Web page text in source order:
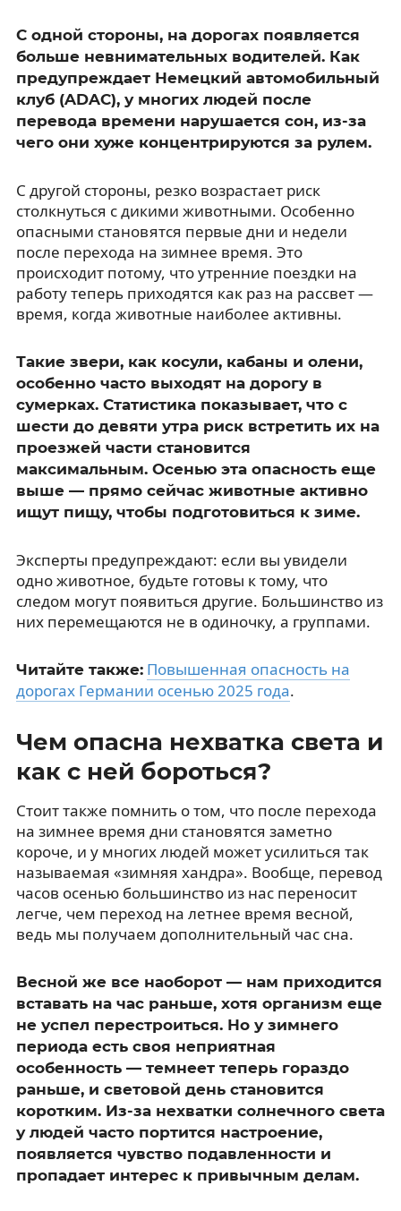
С одной стороны, на дорогах появляется
больше невнимательных водителей. Как
предупреждает Немецкий автомобильный
клуб (ADAC), у многих людей после
перевода времени нарушается сон, из-за
чего они хуже концентрируются за рулем.
С другой стороны, резко возрастает риск
столкнуться с дикими животными. Особенно
опасными становятся первые дни и недели
после перехода на зимнее время. Это
происходит потому, что утренние поездки на
работу теперь приходятся как раз на рассвет —
время, когда животные наиболее активны.
Такие звери, как косули, кабаны и олени,
особенно часто выходят на дорогу в
сумерках. Статистика показывает, что с
шести до девяти утра риск встретить их на
проезжей части становится
максимальным. Осенью эта опасность еще
выше — прямо сейчас животные активно
ищут пищу, чтобы подготовиться к зиме.
Эксперты предупреждают: если вы увидели
одно животное, будьте готовы к тому, что
следом могут появиться другие. Большинство из
них перемещаются не в одиночку, а группами.
Читайте также: Повышенная опасность на
дорогах Германии осенью 2025 года.
Чем опасна нехватка света и
как с ней бороться?
Стоит также помнить о том, что после перехода
на зимнее время дни становятся заметно
короче, и у многих людей может усилиться так
называемая «зимняя хандра». Вообще, перевод
часов осенью большинство из нас переносит
легче, чем переход на летнее время весной,
ведь мы получаем дополнительный час сна.
Весной же все наоборот — нам приходится
вставать на час раньше, хотя организм еще
не успел перестроиться. Но у зимнего
периода есть своя неприятная
особенность — темнеет теперь гораздо
раньше, и световой день становится
коротким. Из-за нехватки солнечного света
у людей часто портится настроение,
появляется чувство подавленности и
пропадает интерес к привычным делам.